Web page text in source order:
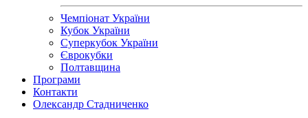
Чемпіонат України
Кубок України
Суперкубок України
Єврокубки
Полтавщина
Програми
Контакти
Олександр Стадниченко